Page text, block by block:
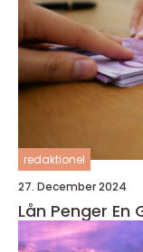
redaktionel
27. December 2024
Lån